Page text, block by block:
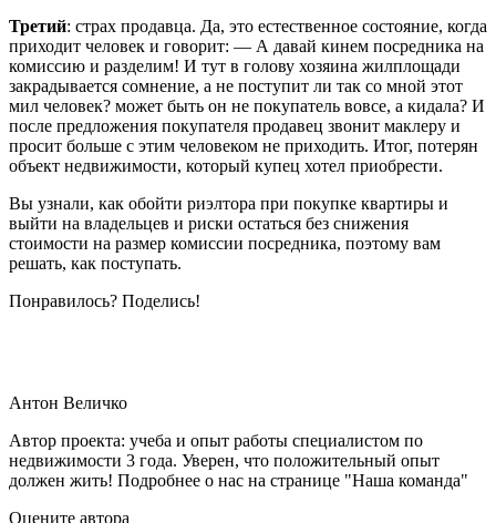
Третий: страх продавца. Да, это естественное состояние, когда
приходит человек и говорит: — А давай кинем посредника на
комиссию и разделим! И тут в голову хозяина жилплощади
закрадывается сомнение, а не поступит ли так со мной этот
мил человек? может быть он не покупатель вовсе, а кидала? И
после предложения покупателя продавец звонит маклеру и
просит больше с этим человеком не приходить. Итог, потерян
объект недвижимости, который купец хотел приобрести.
Вы узнали, как обойти риэлтора при покупке квартиры и
выйти на владельцев и риски остаться без снижения
стоимости на размер комиссии посредника, поэтому вам
решать, как поступать.
Понравилось? Поделись!
Антон Величко
Автор проекта: учеба и опыт работы специалистом по
недвижимости 3 года. Уверен, что положительный опыт
должен жить! Подробнее о нас на странице "Наша команда"
Оцените автора